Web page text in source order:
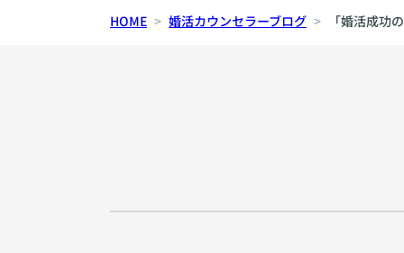
HOME 婚活カウンセラーブログ 「婚活成功